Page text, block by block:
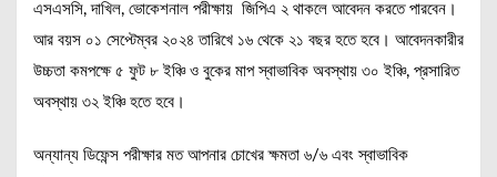
এসএসসি, দাখিল, ভোকেশনাল পরীক্ষায় জিপিএ ২ থাকলে আবেদন করতে পারবেন।
আর বয়স ০১ সেপ্টেম্বর ২০২৪ তারিখে ১৬ থেকে ২১ বছর হতে হবে। আবেদনকারীর
উচ্চতা কমপক্ষে ৫ ফুট ৮ ইঞ্চি ও বুকের মাপ স্বাভাবিক অবস্থায় ৩০ ইঞ্চি, প্রসারিত
অবস্থায় ৩২ ইঞ্চি হতে হবে।
অন্যান্য ডিফেন্স পরীক্ষার মত আপনার চোখের ক্ষমতা ৬/৬ এবং স্বাভাবিক